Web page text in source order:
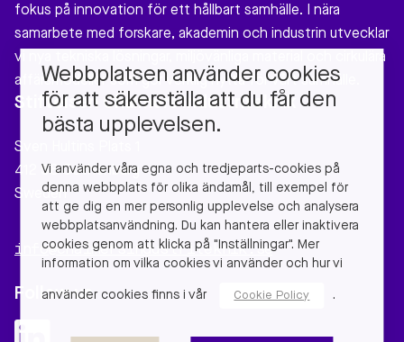
fokus på innovation för ett hållbart samhälle. I nära
samarbete med forskare, akademin och industrin utvecklar
vi nya tekniska lösningar, miljövänliga material och cirkulära
affärsmodeller som gör verklig nytta för vårt samhälle.
Stiftelsen Chalmers Industriteknik
Sven Hultins Plats 1
412 58 Gothenburg
Sweden
info@chalmersindustriteknik.se
Follow us
Webbplatsen använder cookies
för att säkerställa att du får den
bästa upplevelsen.
Vi använder våra egna och tredjeparts-cookies på
denna webbplats för olika ändamål, till exempel för
att ge dig en mer personlig upplevelse och analysera
webbplatsanvändning. Du kan hantera eller inaktivera
cookies genom att klicka på "Inställningar". Mer
information om vilka cookies vi använder och hur vi
använder cookies finns i vår Cookie Policy .